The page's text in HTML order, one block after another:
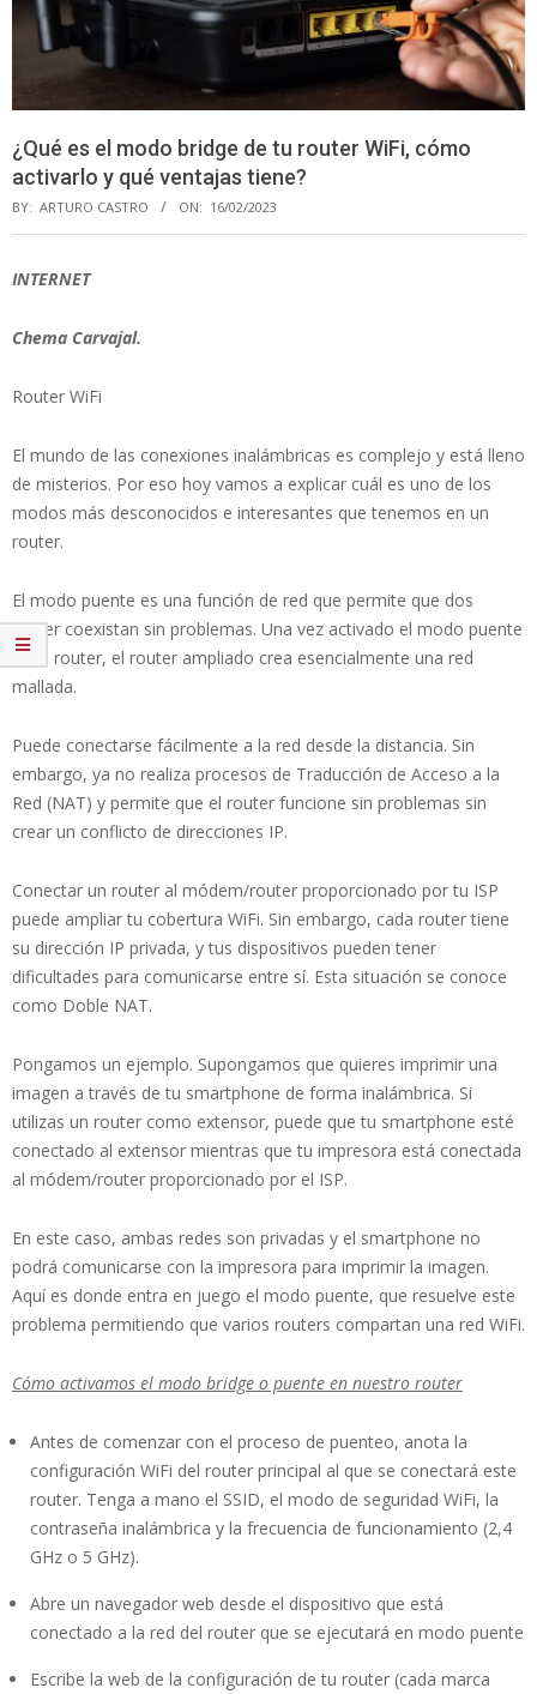
¿Qué es el modo bridge de tu router WiFi, cómo
activarlo y qué ventajas tiene?
BY: ARTURO CASTRO ON: 16/02/2023
INTERNET
Chema Carvajal.
Router WiFi
El mundo de las conexiones inalámbricas es complejo y está lleno
de misterios. Por eso hoy vamos a explicar cuál es uno de los
modos más desconocidos e interesantes que tenemos en un
router.
El modo puente es una función de red que permite que dos
router coexistan sin problemas. Una vez activado el modo puente
en el router, el router ampliado crea esencialmente una red
mallada.
Puede conectarse fácilmente a la red desde la distancia. Sin
embargo, ya no realiza procesos de Traducción de Acceso a la
Red (NAT) y permite que el router funcione sin problemas sin
crear un conflicto de direcciones IP.
Conectar un router al módem/router proporcionado por tu ISP
puede ampliar tu cobertura WiFi. Sin embargo, cada router tiene
su dirección IP privada, y tus dispositivos pueden tener
dificultades para comunicarse entre sí. Esta situación se conoce
como Doble NAT.
Pongamos un ejemplo. Supongamos que quieres imprimir una
imagen a través de tu smartphone de forma inalámbrica. Si
utilizas un router como extensor, puede que tu smartphone esté
conectado al extensor mientras que tu impresora está conectada
al módem/router proporcionado por el ISP.
En este caso, ambas redes son privadas y el smartphone no
podrá comunicarse con la impresora para imprimir la imagen.
Aquí es donde entra en juego el modo puente, que resuelve este
problema permitiendo que varios routers compartan una red WiFi.
Cómo activamos el modo bridge o puente en nuestro router
Antes de comenzar con el proceso de puenteo, anota la
configuración WiFi del router principal al que se conectará este
router. Tenga a mano el SSID, el modo de seguridad WiFi, la
contraseña inalámbrica y la frecuencia de funcionamiento (2,4
GHz o 5 GHz).
Abre un navegador web desde el dispositivo que está
conectado a la red del router que se ejecutará en modo puente
Escribe la web de la configuración de tu router (cada marca